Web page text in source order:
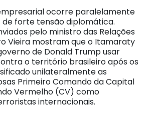
ocorre paralelamente
forte tensão diplomática.
pelo ministro das Relações
Vieira mostram que o Itamaraty
de Donald Trump usar
o território brasileiro após os
unilateralmente as
Primeiro Comando da Capital
Vermelho (CV) como
internacionais.